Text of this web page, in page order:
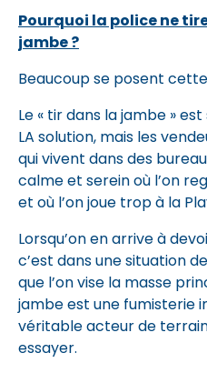
Pourquoi la police ne
jambe ?
Beaucoup se posent
Le « tir dans la jambe »
LA solution, mais les
qui vivent dans des
calme et serein où l’on
et où l’on joue trop à la
Lorsqu’on en arrive à
c’est dans une situation
que l’on vise la masse
jambe est une fumisterie
véritable acteur de
essayer.